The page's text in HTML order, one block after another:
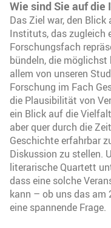
Wie sind Sie auf die
Das Ziel war, den
Instituts, das zugleich
Forschungsfach
bündeln, die möglichst
allem von unseren
Forschung im Fach
die Plausibilität von
ein Blick auf die
aber quer durch die
Geschichte erfahrbar
Diskussion zu stellen.
literarische Quartett
dass eine solche
kann – ob uns das am
eine spannende Frage.